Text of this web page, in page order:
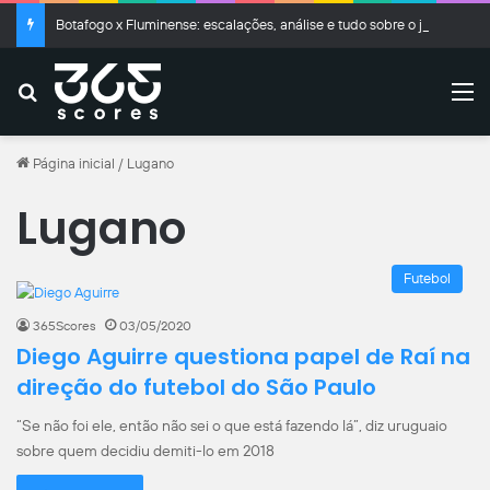
Buscar
Página inicial / Lugano
Lugano
Futebol
365Scores 03/05/2020
Diego Aguirre questiona papel de Raí na
direção do futebol do São Paulo
“Se não foi ele, então não sei o que está fazendo lá”, diz uruguaio
sobre quem decidiu demiti-lo em 2018